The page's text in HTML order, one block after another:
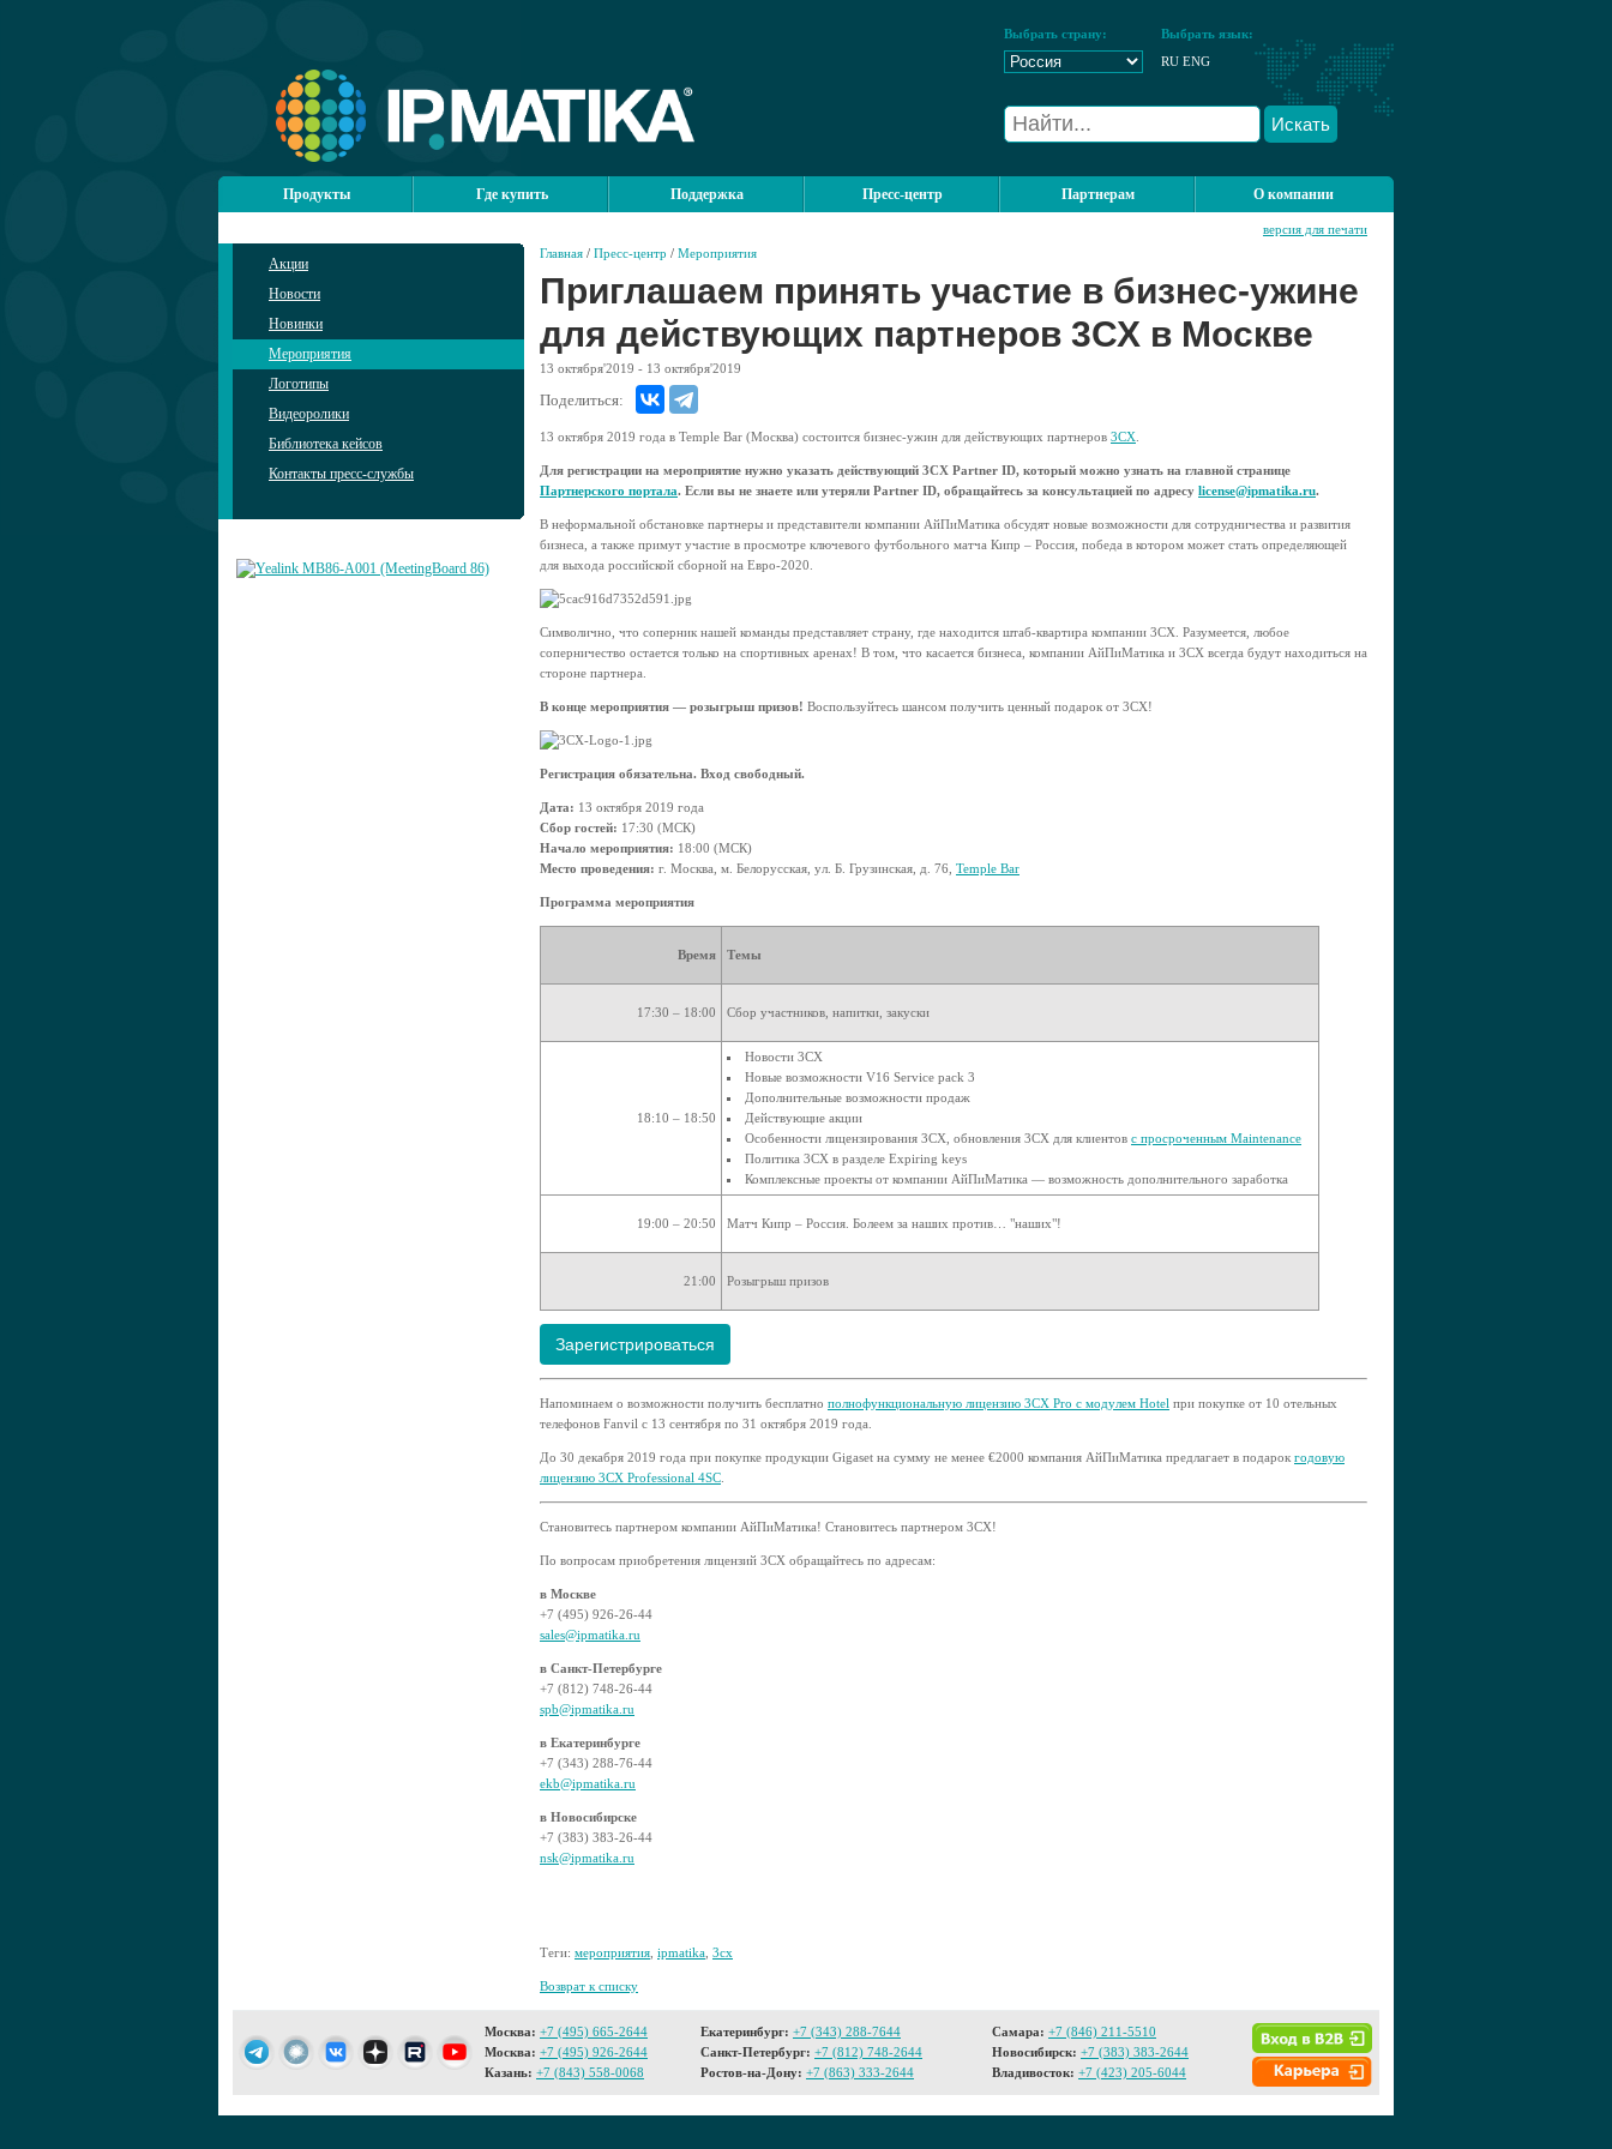
Выбрать страну:
Выбрать язык:
RU ENG
Искать
Продукты Где купить Поддержка Пресс-центр Партнерам О компании
Акции
Новости
Новинки
Мероприятия
Логотипы
Видеоролики
Библиотека кейсов
Контакты пресс-службы
Главная / Пресс-центр / Мероприятия
версия для печати
Приглашаем принять участие в бизнес-ужине
для действующих партнеров 3СХ в Москве
13 октября'2019 - 13 октября'2019
Поделиться:
13 октября 2019 года в Temple Bar (Москва) состоится бизнес-ужин для действующих партнеров 3CX
Для регистрации на мероприятие нужно указать действующий 3CX Partner ID, который можно узнать на главной странице
Партнерского портала. Если вы не знаете или утеряли Partner ID, обращайтесь за консультацией по адресу license@ipmatika.ru.
В неформальной обстановке партнеры и представители компании АйПиМатика обсудят новые возможности для сотрудничества и развития
бизнеса, а также примут участие в просмотре ключевого футбольного матча Кипр – Россия, победа в котором может стать определяющей
для выхода российской сборной на Евро-2020.
Символично, что соперник нашей команды представляет страну, где находится штаб-квартира компании 3СХ. Разумеется, любое
соперничество остается только на спортивных аренах! В том, что касается бизнеса, компании АйПиМатика и 3CX всегда будут находиться на
стороне партнера.
В конце мероприятия — розыгрыш призов! Воспользуйтесь шансом получить ценный подарок от 3CX!
Регистрация обязательна. Вход свободный.
Дата: 13 октября 2019 года
Сбор гостей: 17:30 (МСК)
Начало мероприятия: 18:00 (МСК)
Место проведения: г. Москва, м. Белорусская, ул. Б. Грузинская, д. 76, Temple Bar
Программа мероприятия
Время Темы
17:30 – 18:00 Сбор участников, напитки, закуски
18:10 – 18:50
Новости 3СХ
Новые возможности V16 Service pack 3
Дополнительные возможности продаж
Действующие акции
Особенности лицензирования 3СХ, обновления 3СХ для клиентов с просроченным Maintenance
Политика 3СХ в разделе Expiring keys
Комплексные проекты от компании АйПиМатика — возможность дополнительного заработка
19:00 – 20:50 Матч Кипр – Россия. Болеем за наших против… "наших"!
21:00 Розыгрыш призов
Зарегистрироваться
Напоминаем о возможности получить бесплатно полнофункциональную лицензию 3СХ Pro c модулем Hotel при покупке от 10 отельных
телефонов Fanvil с 13 сентября по 31 октября 2019 года.
До 30 декабря 2019 года при покупке продукции Gigaset на сумму не менее €2000 компания АйПиМатика предлагает в подарок годовую
лицензию 3СХ Professional 4SC
Становитесь партнером компании АйПиМатика! Становитесь партнером 3CX!
По вопросам приобретения лицензий 3CX обращайтесь по адресам:
в Москве
+7 (495) 926-26-44
sales@ipmatika.ru
в Санкт-Петербурге
+7 (812) 748-26-44
spb@ipmatika.ru
в Екатеринбурге
+7 (343) 288-76-44
ekb@ipmatika.ru
в Новосибирске
+7 (383) 383-26-44
nsk@ipmatika.ru
Теги: мероприятия ipmatika 3cx
Возврат к списку
Москва: +7 (495) 665-2644
Москва: +7 (495) 926-2644
Казань: +7 (843) 558-0068
Екатеринбург: +7 (343) 288-7644
Санкт-Петербург: +7 (812) 748-2644
Ростов-на-Дону: +7 (863) 333-2644
Самара: +7 (846) 211-5510
Новосибирск: +7 (383) 383-2644
Владивосток: +7 (423) 205-6044